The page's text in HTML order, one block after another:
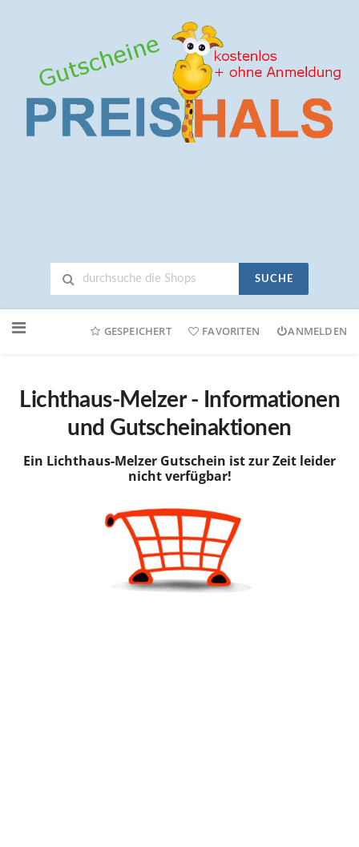
SUCHE
Online-
GESPEICHERT FAVORITEN ANMELDEN
Lichthaus-Melzer - Informationen
und Gutscheinaktionen
Ein Lichthaus-Melzer Gutschein ist zur Zeit leider
nicht verfügbar!